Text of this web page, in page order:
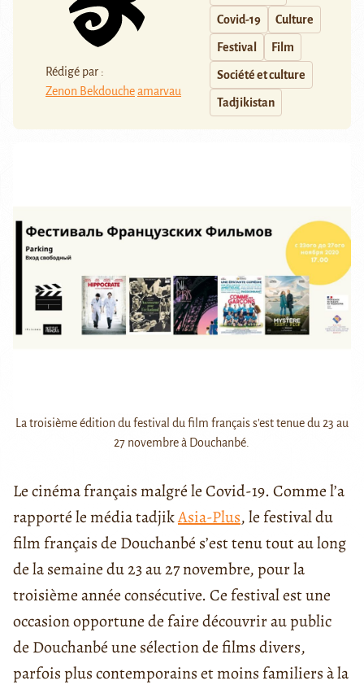
Rédigé par :
Zenon Bekdoucheamarvau
Covid-19 Culture
Festival Film
Société et culture
Tadjikistan
La troisième édition du festival du film français s'est tenue du 23 au
27 novembre à Douchanbé.
Le cinéma français malgré le Covid-19. Comme l’a
rapporté le média tadjikAsia-Plus, le festival du
film français de Douchanbé s’est tenu tout au long
de la semaine du 23 au 27 novembre, pour la
troisième année consécutive. Ce festival est une
occasion opportune de faire découvrir au public
de Douchanbé une sélection de films divers,
parfois plus contemporains et moins familiers à la